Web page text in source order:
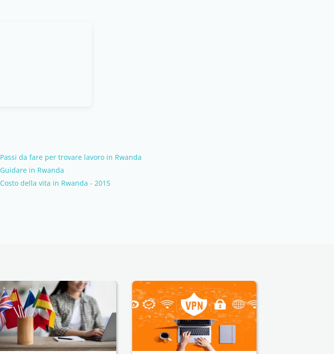
Passi da fare per trovare lavoro in Rwanda
Guidare in Rwanda
Costo della vita in Rwanda - 2015